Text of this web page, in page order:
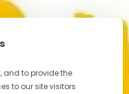
and to provide the
to our site visitors